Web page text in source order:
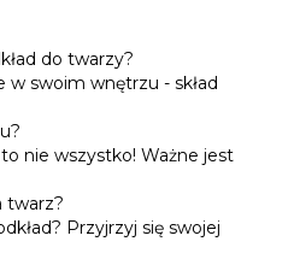
do twarzy?
w swoim wnętrzu - skład
nie wszystko! Ważne jest
twarz?
Przyjrzyj się swojej